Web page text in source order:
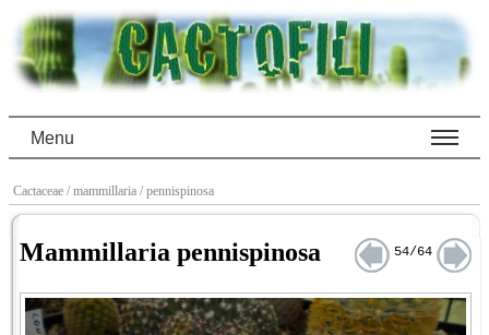
Menu
Cactaceae / mammillaria / pennispinosa
Mammillaria pennispinosa 54/64